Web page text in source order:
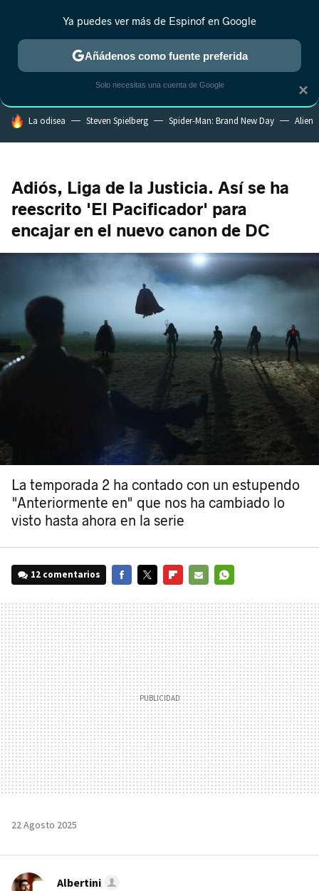
MENÚ NUEVO
ESTRENOS REALITY ANIME RANKINGS CINE
HOY SE HABLA DE
La odisea Steven Spielberg Spider-Man: Brand New Day Alien
Adiós, Liga de la Justicia. Así se ha
reescrito 'El Pacificador' para
encajar en el nuevo canon de DC
La temporada 2 ha contado con un estupendo
"Anteriormente en" que nos ha cambiado lo
visto hasta ahora en la serie
12 comentarios
MAIL
22 Agosto 2025
Albertini
×
Ya puedes ver más de Espinof en Google
Añádenos como fuente preferida
Solo necesitas una cuenta de Google